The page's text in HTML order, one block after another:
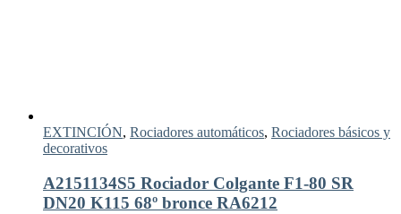
EXTINCIÓN, Rociadores automáticos, Rociadores básicos y
decorativos
A2151134S5 Rociador Colgante F1-80 SR
DN20 K115 68º bronce RA6212